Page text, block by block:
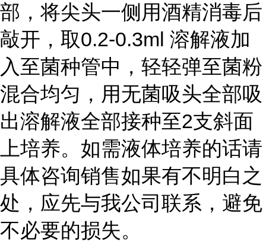
部，将尖头一侧用酒精消毒后
敲开，取0.2-0.3ml 溶解液加
入至菌种管中，轻轻弹至菌粉
混合均匀，用无菌吸头全部吸
出溶解液全部接种至2支斜面
上培养。如需液体培养的话请
具体咨询销售如果有不明白之
处，应先与我公司联系，避免
不必要的损失。